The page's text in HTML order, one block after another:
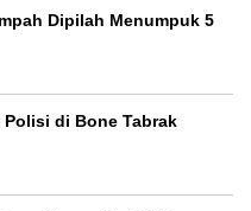
Dipilah Menumpuk 5
Polisi di Bone Tabrak